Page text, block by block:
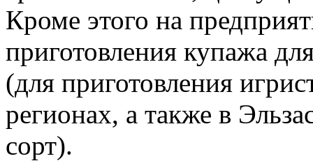
Кроме этого на
приготовления купажа
(для приготовления
регионах, а также в
сорт).